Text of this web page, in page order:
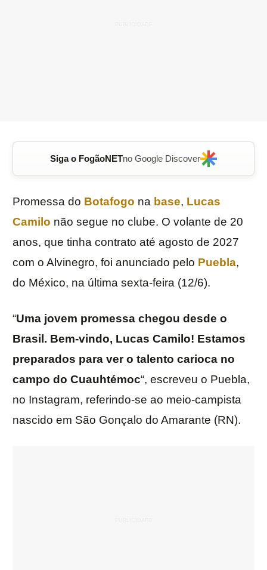
Siga o FogãoNETno Google Discover
Promessa do Botafogo na base, Lucas
Camilo não segue no clube. O volante de 20
anos, que tinha contrato até agosto de 2027
com o Alvinegro, foi anunciado pelo Puebla,
do México, na última sexta-feira (12/6).
“Uma jovem promessa chegou desde o
Brasil. Bem-vindo, Lucas Camilo! Estamos
preparados para ver o talento carioca no
campo do Cuauhtémoc“, escreveu o Puebla,
no Instagram, referindo-se ao meio-campista
nascido em São Gonçalo do Amarante (RN).